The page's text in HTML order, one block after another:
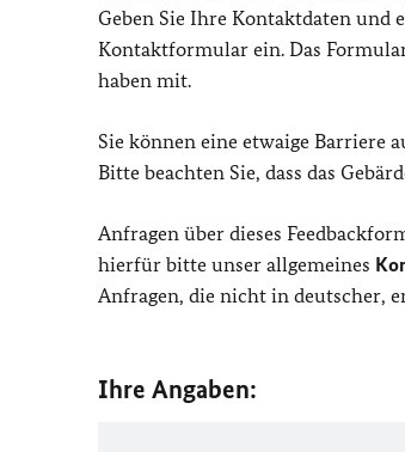
Geben Sie Ihre Kontaktdaten und
Kontaktformular ein. Das
haben mit.
Sie können eine etwaige Barriere
Bitte beachten Sie, dass das
Anfragen über dieses
hierfür bitte unser allgemeines
Anfragen, die nicht in deutscher,
Ihre Angaben: